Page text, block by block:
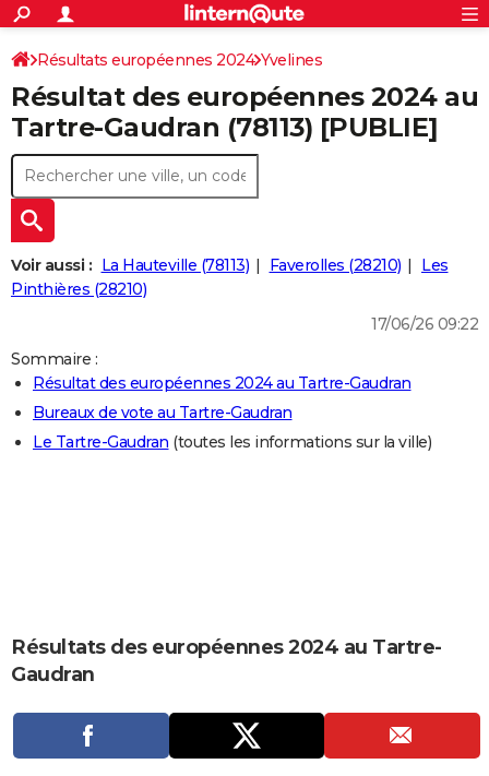
ACTUALITÉS
Politique
Société
Faits Divers
Education
Monde
Villes
+
SPORT
Coupe du monde 2026
Football
Tennis
Cyclisme
Rugby
Forum
Programme TV
TNT
Streaming
Cinéma
Sorties cinéma
Musique
+
FINANCE
Retraite
Impôts
Epargne
Immobilier
Risques naturels par ville
Banque
Assurance
Crédit
AUTO
Essais
Réserver un essai
Citadines
Berlines
SUV
Forum auto
+
HIGH-TECH
Mobiles
Meilleur smartphone
Internet
Ordinateurs
Jeux vidéo
Guide high-tech
+
BRICOLAGE
Guides de France
Escapades
Patrimoine
Expositions
Musées
Week-end nature
LIFESTYLE
Art de vivre
Bien-être
Loisirs
Mode
Modes de vie
CARTE DE VOEUX
Carte de Noël
Carte Bonne année
Carte Saint-Valentin
Carte Pâques
Carte d'anniversaire
Dictionnaire
Biographies
Expressions
Proverbes
PROGRAMME TV
S'inscrire
Connexion
Résultats européennes 2024 Yvelines
Résultat des européennes 2024 au
Tartre-Gaudran (78113) [PUBLIE]
Voir aussi : La Hauteville (78113) Faverolles (28210)
Les
Pinthières (28210)
17/06/26 09:22
Sommaire :
Résultat des européennes 2024 au Tartre-Gaudran
Bureaux de vote au Tartre-Gaudran
Le Tartre-Gaudran (toutes les informations sur la ville)
Résultats des européennes 2024 au Tartre-
Gaudran